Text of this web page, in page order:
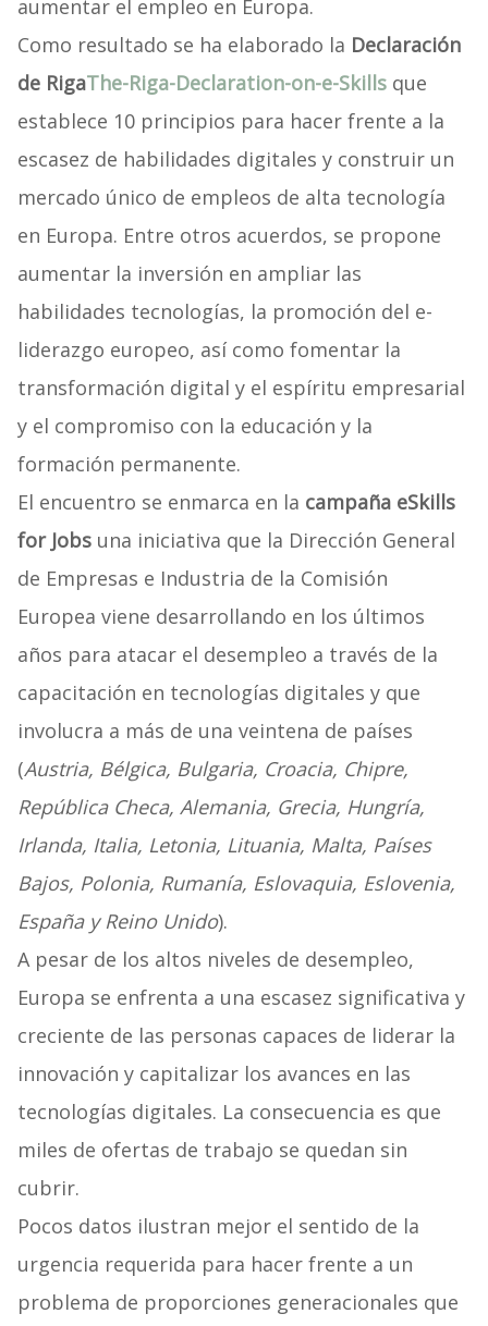
aumentar el empleo en Europa.
Como resultado se ha elaborado la Declaración
de RigaThe-Riga-Declaration-on-e-Skillsque
establece 10 principios para hacer frente a la
escasez de habilidades digitales y construir un
mercado único de empleos de alta tecnología
en Europa. Entre otros acuerdos, se propone
aumentar la inversión en ampliar las
habilidades tecnologías, la promoción del e-
liderazgo europeo, así como fomentar la
transformación digital y el espíritu empresarial
y el compromiso con la educación y la
formación permanente.
El encuentro se enmarca en la campaña eSkills
for Jobsuna iniciativa que la Dirección General
de Empresas e Industria de la Comisión
Europea viene desarrollando en los últimos
años para atacar el desempleo a través de la
capacitación en tecnologías digitales y que
involucra a más de una veintena de países
(Austria, Bélgica, Bulgaria, Croacia, Chipre,
República Checa, Alemania, Grecia, Hungría,
Irlanda, Italia, Letonia, Lituania, Malta, Países
Bajos, Polonia, Rumanía, Eslovaquia, Eslovenia,
España y Reino Unido).
A pesar de los altos niveles de desempleo,
Europa se enfrenta a una escasez significativa y
creciente de las personas capaces de liderar la
innovación y capitalizar los avances en las
tecnologías digitales. La consecuencia es que
miles de ofertas de trabajo se quedan sin
cubrir.
Pocos datos ilustran mejor el sentido de la
urgencia requerida para hacer frente a un
problema de proporciones generacionales que